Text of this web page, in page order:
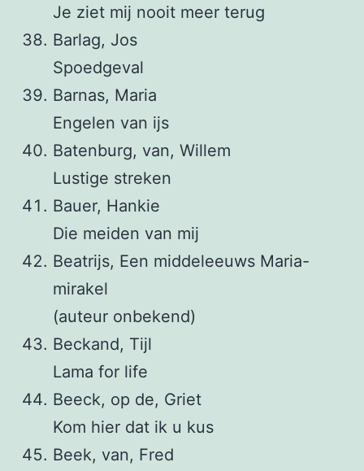
Je ziet mij nooit meer terug
Barlag, Jos
Spoedgeval
Barnas, Maria
Engelen van ijs
Batenburg, van, Willem
Lustige streken
Bauer, Hankie
Die meiden van mij
Beatrijs, Een middeleeuws Maria-
mirakel
(auteur onbekend)
Beckand, Tijl
Lama for life
Beeck, op de, Griet
Kom hier dat ik u kus
Beek, van, Fred